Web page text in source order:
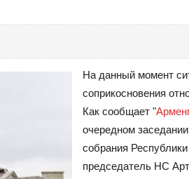
На данный момент
соприкосновения
Как сообщает "
очередном
собрания
председатель НС